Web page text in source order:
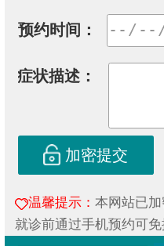
预约时间：
症状描述：
加密提交
温馨提示： 本网站已加
就诊前通过手机预约可免